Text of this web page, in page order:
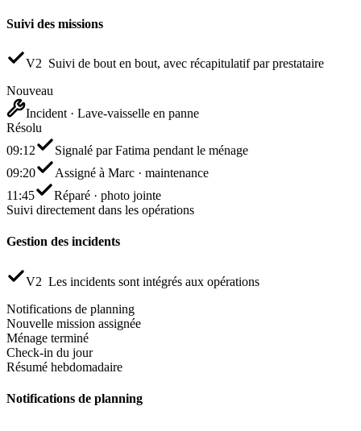
Suivi des missions
V2 Suivi de bout en bout, avec récapitulatif par prestataire
Nouveau
Incident · Lave-vaisselle en panne
Résolu
09:12
Signalé par Fatima pendant le ménage
09:20
Assigné à Marc · maintenance
11:45
Réparé · photo jointe
Suivi directement dans les opérations
Gestion des incidents
V2 Les incidents sont intégrés aux opérations
Notifications de planning
Nouvelle mission assignée
Ménage terminé
Check-in du jour
Résumé hebdomadaire
Notifications de planning